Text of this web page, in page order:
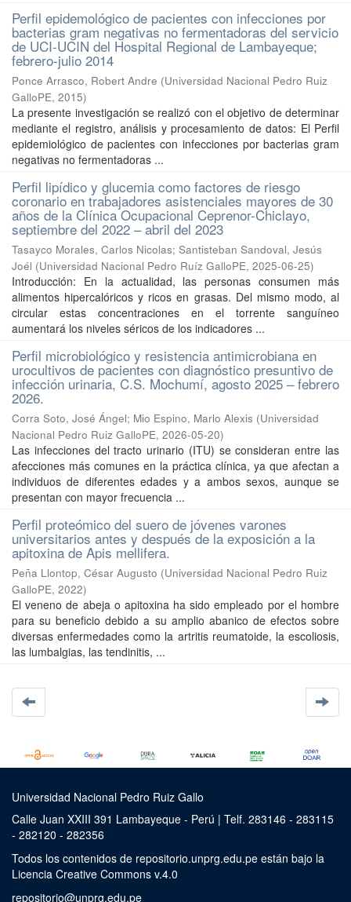
Perfil epidemológico de pacientes con infecciones por
bacterias gram negativas no fermentadoras del servicio
de UCI-UCIN del Hospital Regional de Lambayeque;
febrero-julio 2014
Ponce Arrasco, Robert Andre (Universidad Nacional Pedro Ruiz
GalloPE, 2015)
La presente investigación se realizó con el objetivo de determinar
mediante el registro, análisis y procesamiento de datos: El Perfil
epidemiológico de pacientes con infecciones por bacterias gram
negativas no fermentadoras ...
Perfil lipídico y glucemia como factores de riesgo
coronario en trabajadores asistenciales mayores de 30
años de la Clínica Ocupacional Ceprenor-Chiclayo,
septiembre del 2022 – abril del 2023
Tasayco Morales, Carlos Nicolas; Santisteban Sandoval, Jesús
Joél (Universidad Nacional Pedro Ruíz GalloPE, 2025-06-25)
Introducción: En la actualidad, las personas consumen más
alimentos hipercalóricos y ricos en grasas. Del mismo modo, al
circular estas concentraciones en el torrente sanguíneo
aumentará los niveles séricos de los indicadores ...
Perfil microbiológico y resistencia antimicrobiana en
urocultivos de pacientes con diagnóstico presuntivo de
infección urinaria, C.S. Mochumí, agosto 2025 – febrero
2026.
Corra Soto, José Ángel; Mio Espino, Marlo Alexis (Universidad
Nacional Pedro Ruiz GalloPE, 2026-05-20)
Las infecciones del tracto urinario (ITU) se consideran entre las
afecciones más comunes en la práctica clínica, ya que afectan a
individuos de diferentes edades y a ambos sexos, aunque se
presentan con mayor frecuencia ...
Perfil proteómico del suero de jóvenes varones
universitarios antes y después de la exposición a la
apitoxina de Apis mellifera.
Peña Llontop, César Augusto (Universidad Nacional Pedro Ruiz
GalloPE, 2022)
El veneno de abeja o apitoxina ha sido empleado por el hombre
para su beneficio debido a su amplio abanico de efectos sobre
diversas enfermedades como la artritis reumatoide, la escoliosis,
las lumbalgias, las tendinitis, ...
Universidad Nacional Pedro Ruiz Gallo
Calle Juan XXIII 391 Lambayeque - Perú | Telf. 283146 - 283115
- 282120 - 282356
Todos los contenidos de repositorio.unprg.edu.pe están bajo la
Licencia Creative Commons v.4.0
repositorio@unprg.edu.pe